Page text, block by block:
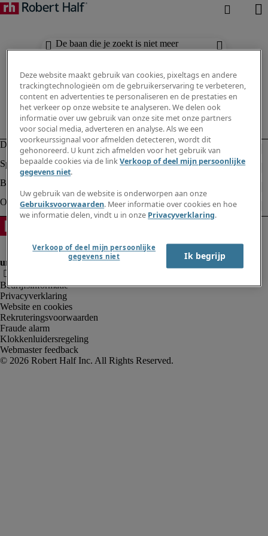
De baan die je zoekt is niet meer
beschikbaar. Zie vergelijkbare resultaten
Bedrijfsinformatie
Privacyverklaring
Website en cookies
Rekruteringsvoorwaarden
Fraude alarm
Klokkenluidersregeling
Webmaster feedback
Deze website maakt gebruik van cookies, pixeltags en andere
trackingtechnologieën om de gebruikerservaring te verbeteren,
content en advertenties te personaliseren en de prestaties en
het verkeer op onze website te analyseren. We delen ook
informatie over uw gebruik van onze site met onze partners
voor social media, adverteren en analyse. Als we een
voorkeurssignaal voor afmelden detecteren, wordt dit
gehonoreerd. U kunt zich afmelden voor het gebruik van
bepaalde cookies via de linkVerkoop of deel mijn persoonlijke
gegevens niet.
Uw gebruik van de website is onderworpen aan onze
Gebruiksvoorwaarden. Meer informatie over cookies en hoe
we informatie delen, vindt u in onze Privacyverklaring.
Verkoop of deel mijn persoonlijke
gegevens niet
Ik begrijp